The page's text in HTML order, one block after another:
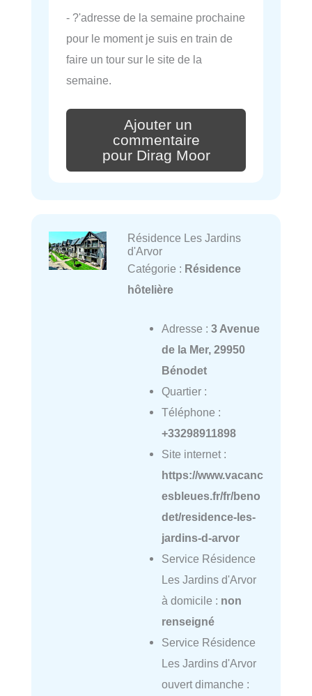
- ?'adresse de la semaine prochaine
pour le moment je suis en train de
faire un tour sur le site de la
semaine.
Ajouter un
commentaire
pour Dirag Moor
Résidence Les Jardins
d'Arvor
Catégorie : Résidence
hôtelière
Adresse : 3 Avenue
de la Mer, 29950
Bénodet
Quartier :
Téléphone :
+33298911898
Site internet :
https://www.vacanc
esbleues.fr/fr/beno
det/residence-les-
jardins-d-arvor
Service Résidence
Les Jardins d'Arvor
à domicile : non
renseigné
Service Résidence
Les Jardins d'Arvor
ouvert dimanche :